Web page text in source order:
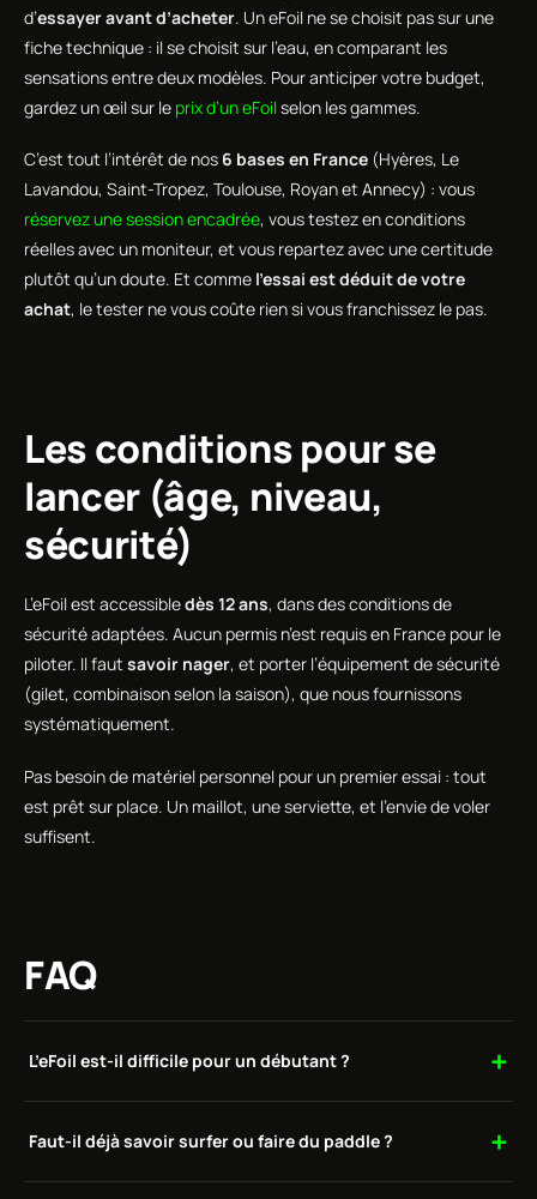
d’essayer avant d’acheter. Un eFoil ne se choisit pas sur une
fiche technique : il se choisit sur l’eau, en comparant les
sensations entre deux modèles. Pour anticiper votre budget,
gardez un œil sur le prix d’un eFoilselon les gammes.
C’est tout l’intérêt de nos 6 bases en France (Hyères, Le
Lavandou, Saint-Tropez, Toulouse, Royan et Annecy) : vous
réservez une session encadrée, vous testez en conditions
réelles avec un moniteur, et vous repartez avec une certitude
plutôt qu’un doute. Et comme l’essai est déduit de votre
achat, le tester ne vous coûte rien si vous franchissez le pas.
Les conditions pour se
lancer (âge, niveau,
sécurité)
L’eFoil est accessibledès 12 ans, dans des conditions de
sécurité adaptées. Aucun permis n’est requis en France pour le
piloter. Il faut savoir nager, et porter l’équipement de sécurité
(gilet, combinaison selon la saison), que nous fournissons
systématiquement.
Pas besoin de matériel personnel pour un premier essai : tout
est prêt sur place. Un maillot, une serviette, et l’envie de voler
suffisent.
FAQ
L’eFoil est-il difficile pour un débutant ?
Faut-il déjà savoir surfer ou faire du paddle ?